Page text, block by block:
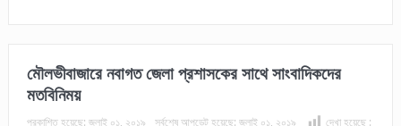
মৌলভীবাজারে নবাগত জেলা প্রশাসকের সাথে সাংবাদিকদের
মতবিনিময়
প্রকাশিত হয়েছে: জুলাই ০১, ২০১৯ সর্বশেষ আপডেট হয়েছে: জুলাই ০১, ২০১৯
দেখা হয়েছে :